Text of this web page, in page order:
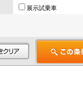
展示試乗車